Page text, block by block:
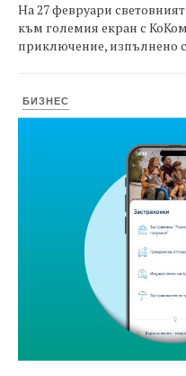
На 27 февруари
към големия екран с
приключение, изпълнено
БИЗНЕС